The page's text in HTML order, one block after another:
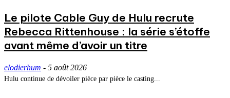
Le pilote Cable Guy de Hulu recrute
Rebecca Rittenhouse : la série s’étoffe
avant même d’avoir un titre
elodierhum - 5 août 2026
Hulu continue de dévoiler pièce par pièce le casting...